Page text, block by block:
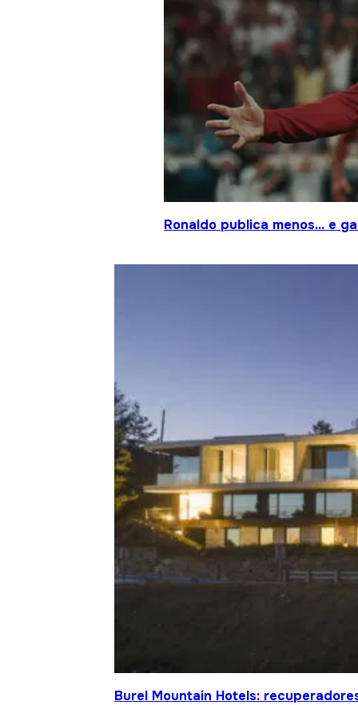
Ronaldo publica menos… e
Burel Mountain Hotels: